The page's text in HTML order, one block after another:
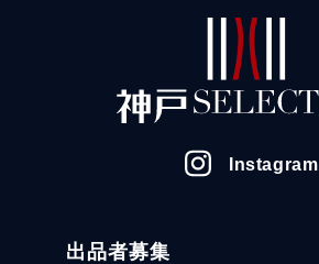
Instagram
出品者募集